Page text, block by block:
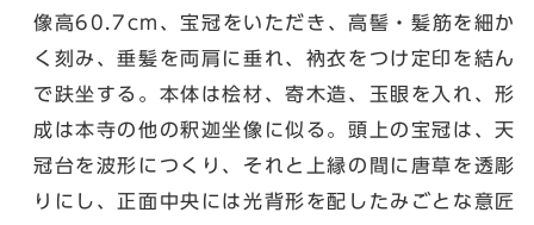
像高60.7cm、宝冠をいただき、高髻・髪筋を細か
く刻み、垂髪を両肩に垂れ、衲衣をつけ定印を結ん
で趺坐する。本体は桧材、寄木造、玉眼を入れ、形
成は本寺の他の釈迦坐像に似る。頭上の宝冠は、天
冠台を波形につくり、それと上縁の間に唐草を透彫
りにし、正面中央には光背形を配したみごとな意匠